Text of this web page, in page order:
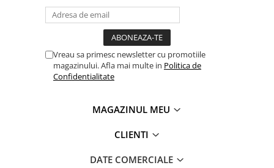
Vreau sa primesc newsletter cu promotiile
magazinului. Afla mai multe in Politica de
Confidentialitate
MAGAZINUL MEU
CLIENTI
DATE COMERCIALE